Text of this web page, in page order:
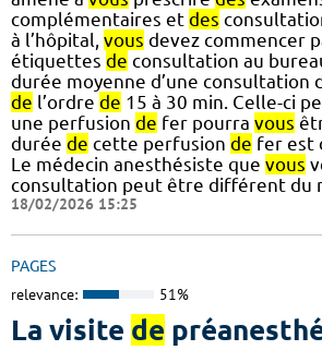
complémentaires et des
à l’hôpital, vous devez commencer
étiquettes de consultation au
durée moyenne d’une consultation
de l’ordre de 15 à 30 min. Celle-ci
une perfusion de fer pourra vous
durée de cette perfusion de fer est
Le médecin anesthésiste que vous
consultation peut être différent du
18/02/2026 15:25
PAGES
relevance: 51%
La visite de